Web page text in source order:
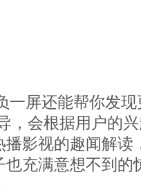
一屏还能帮你发
，会根据用户的
播影视的趣闻解读
充满意想不到的